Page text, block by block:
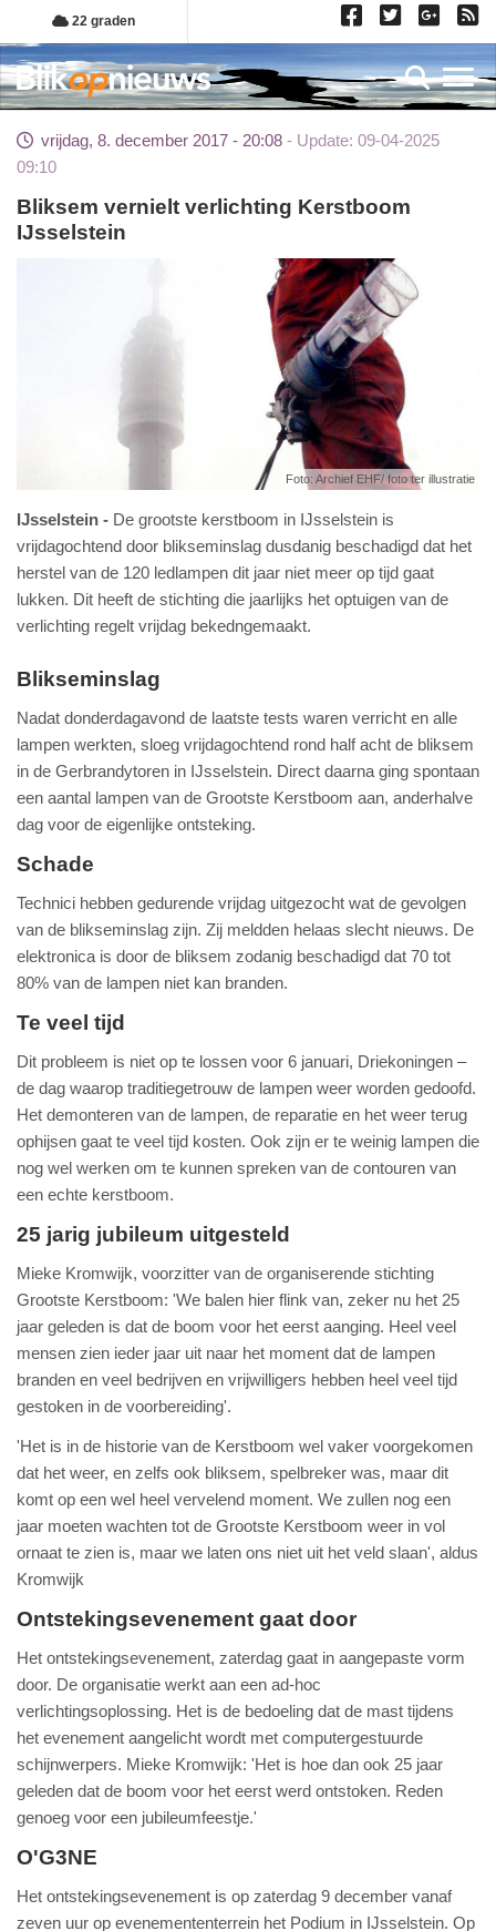
Overslaan
en
naar
de
gaan
22 graden
vrijdag, 8. december 2017 - 20:08
Update: 09-04-2025
09:10
Bliksem vernielt verlichting Kerstboom
IJsselstein
Foto: Archief EHF/ foto ter illustratie
IJsselstein
De grootste kerstboom in IJsselstein is
vrijdagochtend door blikseminslag dusdanig beschadigd dat het
herstel van de 120 ledlampen dit jaar niet meer op tijd gaat
lukken. Dit heeft de stichting die jaarlijks het optuigen van de
verlichting regelt vrijdag bekedngemaakt.
Blikseminslag
Nadat donderdagavond de laatste tests waren verricht en alle
lampen werkten, sloeg vrijdagochtend rond half acht de bliksem
in de Gerbrandytoren in IJsselstein. Direct daarna ging spontaan
een aantal lampen van de Grootste Kerstboom aan, anderhalve
dag voor de eigenlijke ontsteking.
Schade
Technici hebben gedurende vrijdag uitgezocht wat de gevolgen
van de blikseminslag zijn. Zij meldden helaas slecht nieuws. De
elektronica is door de bliksem zodanig beschadigd dat 70 tot
80% van de lampen niet kan branden.
Te veel tijd
Dit probleem is niet op te lossen voor 6 januari, Driekoningen –
de dag waarop traditiegetrouw de lampen weer worden gedoofd.
Het demonteren van de lampen, de reparatie en het weer terug
ophijsen gaat te veel tijd kosten. Ook zijn er te weinig lampen die
nog wel werken om te kunnen spreken van de contouren van
een echte kerstboom.
25 jarig jubileum uitgesteld
Mieke Kromwijk, voorzitter van de organiserende stichting
Grootste Kerstboom: 'We balen hier flink van, zeker nu het 25
jaar geleden is dat de boom voor het eerst aanging. Heel veel
mensen zien ieder jaar uit naar het moment dat de lampen
branden en veel bedrijven en vrijwilligers hebben heel veel tijd
gestoken in de voorbereiding'.
'Het is in de historie van de Kerstboom wel vaker voorgekomen
dat het weer, en zelfs ook bliksem, spelbreker was, maar dit
komt op een wel heel vervelend moment. We zullen nog een
jaar moeten wachten tot de Grootste Kerstboom weer in vol
ornaat te zien is, maar we laten ons niet uit het veld slaan', aldus
Kromwijk
Ontstekingsevenement gaat door
Het ontstekingsevenement, zaterdag gaat in aangepaste vorm
door. De organisatie werkt aan een ad-hoc
verlichtingsoplossing. Het is de bedoeling dat de mast tijdens
het evenement aangelicht wordt met computergestuurde
schijnwerpers. Mieke Kromwijk: 'Het is hoe dan ook 25 jaar
geleden dat de boom voor het eerst werd ontstoken. Reden
genoeg voor een jubileumfeestje.'
O'G3NE
Het ontstekingsevenement is op zaterdag 9 december vanaf
zeven uur op evenemententerrein het Podium in IJsselstein. Op